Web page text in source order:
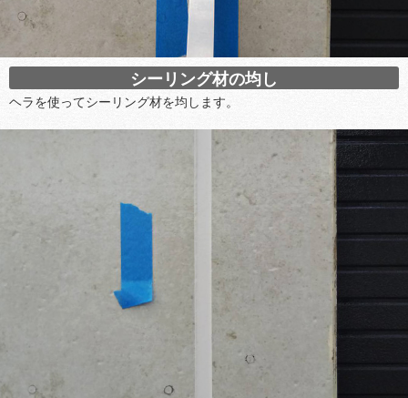
シーリング材の均し
ヘラを使ってシーリング材を均します。